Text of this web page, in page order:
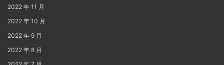
2022 年 11 月
2022 年 10 月
2022 年 9 月
2022 年 8 月